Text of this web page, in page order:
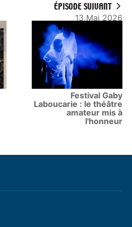
ÉPISODE SUIVANT
13 Mai 2026
Festival Gaby
Laboucarie : le théâtre
amateur mis à
l'honneur